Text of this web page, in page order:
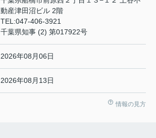
動産津田沼ビル 2階
TEL:047-406-3921
千葉県知事 (2) 第017922号
2026年08月06日
2026年08月13日
情報の見方